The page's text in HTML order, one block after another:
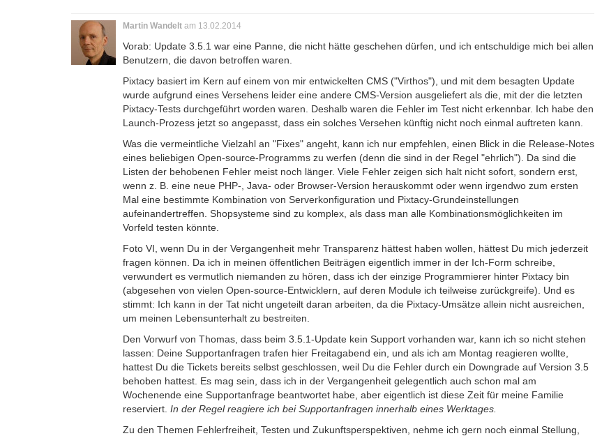
Martin Wandelt am 13.02.2014
Vorab: Update 3.5.1 war eine Panne, die nicht hätte geschehen dürfen, und ich entschuldige mich bei allen
Benutzern, die davon betroffen waren.
Pixtacy basiert im Kern auf einem von mir entwickelten CMS ("Virthos"), und mit dem besagten Update
wurde aufgrund eines Versehens leider eine andere CMS-Version ausgeliefert als die, mit der die letzten
Pixtacy-Tests durchgeführt worden waren. Deshalb waren die Fehler im Test nicht erkennbar. Ich habe den
Launch-Prozess jetzt so angepasst, dass ein solches Versehen künftig nicht noch einmal auftreten kann.
Was die vermeintliche Vielzahl an "Fixes" angeht, kann ich nur empfehlen, einen Blick in die Release-Notes
eines beliebigen Open-source-Programms zu werfen (denn die sind in der Regel "ehrlich"). Da sind die
Listen der behobenen Fehler meist noch länger. Viele Fehler zeigen sich halt nicht sofort, sondern erst,
wenn z. B. eine neue PHP-, Java- oder Browser-Version herauskommt oder wenn irgendwo zum ersten
Mal eine bestimmte Kombination von Serverkonfiguration und Pixtacy-Grundeinstellungen
aufeinandertreffen. Shopsysteme sind zu komplex, als dass man alle Kombinationsmöglichkeiten im
Vorfeld testen könnte.
Foto VI, wenn Du in der Vergangenheit mehr Transparenz hättest haben wollen, hättest Du mich jederzeit
fragen können. Da ich in meinen öffentlichen Beiträgen eigentlich immer in der Ich-Form schreibe,
verwundert es vermutlich niemanden zu hören, dass ich der einzige Programmierer hinter Pixtacy bin
(abgesehen von vielen Open-source-Entwicklern, auf deren Module ich teilweise zurückgreife). Und es
stimmt: Ich kann in der Tat nicht ungeteilt daran arbeiten, da die Pixtacy-Umsätze allein nicht ausreichen,
um meinen Lebensunterhalt zu bestreiten.
Den Vorwurf von Thomas, dass beim 3.5.1-Update kein Support vorhanden war, kann ich so nicht stehen
lassen: Deine Supportanfragen trafen hier Freitagabend ein, und als ich am Montag reagieren wollte,
hattest Du die Tickets bereits selbst geschlossen, weil Du die Fehler durch ein Downgrade auf Version 3.5
behoben hattest. Es mag sein, dass ich in der Vergangenheit gelegentlich auch schon mal am
Wochenende eine Supportanfrage beantwortet habe, aber eigentlich ist diese Zeit für meine Familie
reserviert. In der Regel reagiere ich bei Supportanfragen innerhalb eines Werktages.
Zu den Themen Fehlerfreiheit, Testen und Zukunftsperspektiven, nehme ich gern noch einmal Stellung,